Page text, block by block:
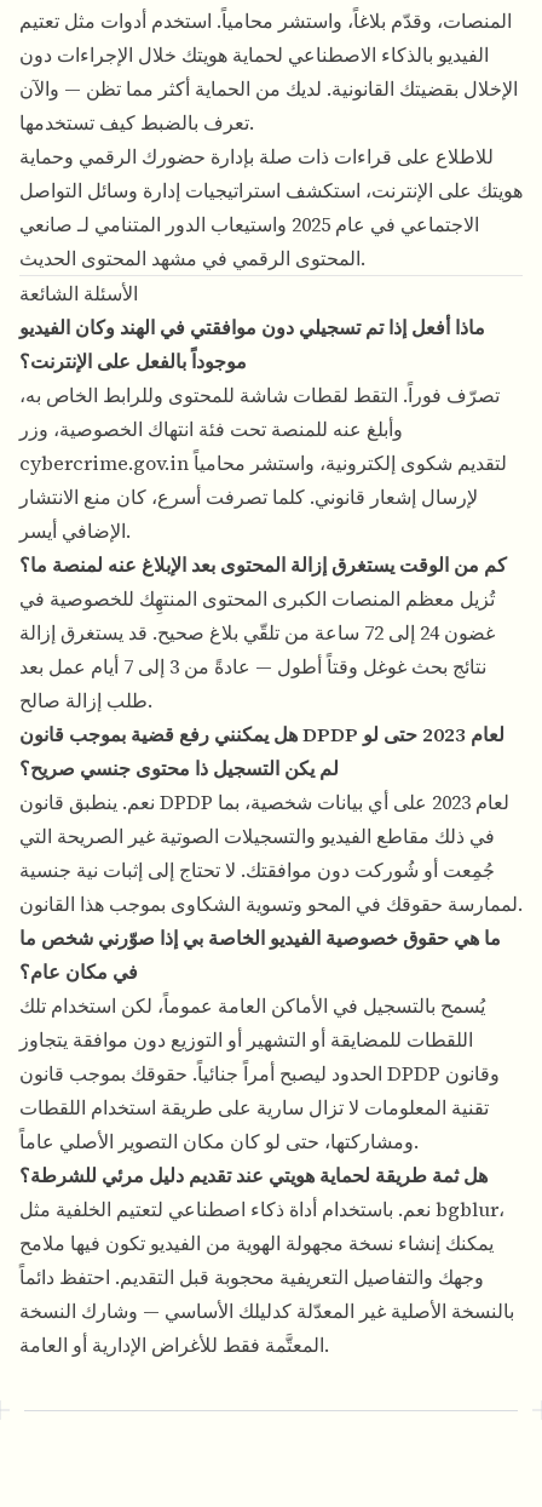
المنصات، وقدّم بلاغاً، واستشر محامياً. استخدم أدوات مثل تعتيم
الفيديو بالذكاء الاصطناعي لحماية هويتك خلال الإجراءات دون
الإخلال بقضيتك القانونية. لديك من الحماية أكثر مما تظن — والآن
تعرف بالضبط كيف تستخدمها.
للاطلاع على قراءات ذات صلة بإدارة حضورك الرقمي وحماية
هويتك على الإنترنت، استكشف استراتيجيات إدارة وسائل التواصل
الاجتماعي في عام 2025
واستيعاب الدور المتنامي لـصانعي
المحتوى الرقمي في مشهد المحتوى الحديث.
الأسئلة الشائعة
ماذا أفعل إذا تم تسجيلي دون موافقتي في الهند وكان الفيديو
موجوداً بالفعل على الإنترنت؟
تصرّف فوراً. التقط لقطات شاشة للمحتوى وللرابط الخاص به،
وأبلغ عنه للمنصة تحت فئة انتهاك الخصوصية، وزر
cybercrime.gov.in لتقديم شكوى إلكترونية، واستشر محامياً
لإرسال إشعار قانوني. كلما تصرفت أسرع، كان منع الانتشار
الإضافي أيسر.
كم من الوقت يستغرق إزالة المحتوى بعد الإبلاغ عنه لمنصة ما؟
تُزيل معظم المنصات الكبرى المحتوى المنتهِك للخصوصية في
غضون 24 إلى 72 ساعة من تلقّي بلاغ صحيح. قد يستغرق إزالة
نتائج بحث غوغل وقتاً أطول — عادةً من 3 إلى 7 أيام عمل بعد
طلب إزالة صالح.
هل يمكنني رفع قضية بموجب قانون DPDP لعام 2023 حتى لو
لم يكن التسجيل ذا محتوى جنسي صريح؟
نعم. ينطبق قانون DPDP لعام 2023 على أي بيانات شخصية، بما
في ذلك مقاطع الفيديو والتسجيلات الصوتية غير الصريحة التي
جُمِعت أو شُوركت دون موافقتك. لا تحتاج إلى إثبات نية جنسية
لممارسة حقوقك في المحو وتسوية الشكاوى بموجب هذا القانون.
ما هي حقوق خصوصية الفيديو الخاصة بي إذا صوّرني شخص ما
في مكان عام؟
يُسمح بالتسجيل في الأماكن العامة عموماً، لكن استخدام تلك
اللقطات للمضايقة أو التشهير أو التوزيع دون موافقة يتجاوز
الحدود ليصبح أمراً جنائياً. حقوقك بموجب قانون DPDP وقانون
تقنية المعلومات لا تزال سارية على طريقة استخدام اللقطات
ومشاركتها، حتى لو كان مكان التصوير الأصلي عاماً.
هل ثمة طريقة لحماية هويتي عند تقديم دليل مرئي للشرطة؟
نعم. باستخدام أداة ذكاء اصطناعي لتعتيم الخلفية مثل bgblur،
يمكنك إنشاء نسخة مجهولة الهوية من الفيديو تكون فيها ملامح
وجهك والتفاصيل التعريفية محجوبة قبل التقديم. احتفظ دائماً
بالنسخة الأصلية غير المعدّلة كدليلك الأساسي — وشارك النسخة
المعتَّمة فقط للأغراض الإدارية أو العامة.